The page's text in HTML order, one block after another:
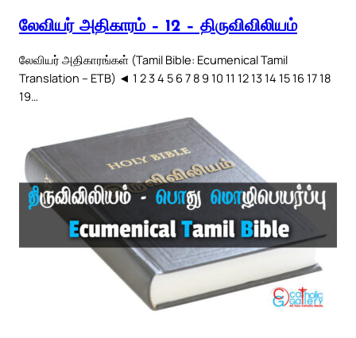
லேவியர் அதிகாரம் – 12 – திருவிவிலியம்
லேவியர் அதிகாரங்கள் (Tamil Bible: Ecumenical Tamil
Translation – ETB) ◄ 1 2 3 4 5 6 7 8 9 10 11 12 13 14 15 16 17 18
19…